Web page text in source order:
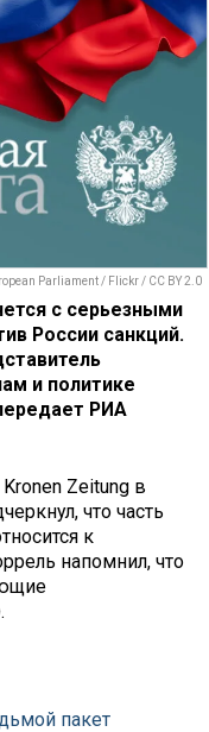
Parliament / Flickr / CC BY 2.0
с серьезными
России санкций.
и политике
РИА
Zeitung в
что часть
к
напомнил, что
пакет